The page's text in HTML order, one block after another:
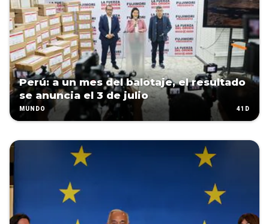
Perú: a un mes del balotaje, el resultado
se anuncia el 3 de julio
MUNDO 41D